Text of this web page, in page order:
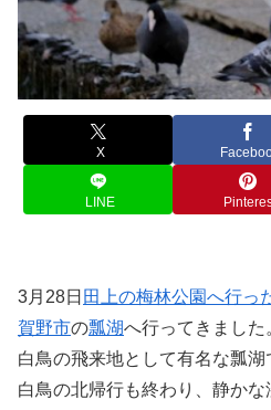
X
LINE
3月28日 田上の梅林公園へ行っ
賀野市の瓢湖へ行ってきました
白鳥の飛来地として有名な瓢
白鳥の北帰行も終わり、静か